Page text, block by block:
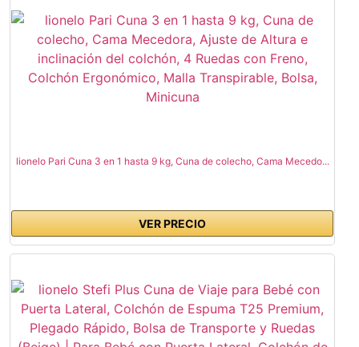
lionelo Pari Cuna 3 en 1 hasta 9 kg, Cuna de colecho, Cama Mecedo...
VER PRECIO